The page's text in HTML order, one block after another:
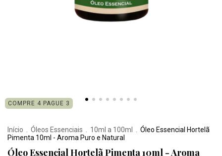
COMPRE 4 PAGUE 3
Início . Óleos Essenciais . 10ml a 100ml . Óleo Essencial Hortelã
Pimenta 10ml - Aroma Puro e Natural
Óleo Essencial Hortelã Pimenta 10ml - Aroma